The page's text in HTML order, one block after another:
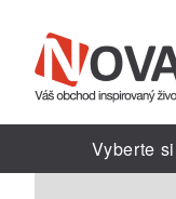
Vyberte